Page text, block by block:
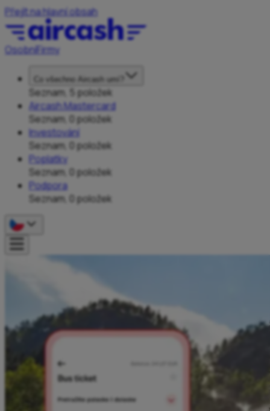
Přejít na hlavní obsah
OsobníFirmy
Co všechno Aircash umí?
Seznam, 5 položek
Aircash Mastercard
Seznam, 0 položek
Investování
Seznam, 0 položek
Poplatky
Seznam, 0 položek
Podpora
Seznam, 0 položek